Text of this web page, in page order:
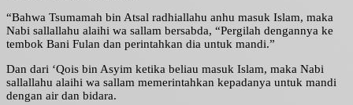
“Bahwa Tsumamah bin Atsal radhiallahu anhu masuk Islam, maka
Nabi sallallahu alaihi wa sallam bersabda, “Pergilah dengannya ke
tembok Bani Fulan dan perintahkan dia untuk mandi.”
Dan dari ‘Qois bin Asyim ketika beliau masuk Islam, maka Nabi
sallallahu alaihi wa sallam memerintahkan kepadanya untuk mandi
dengan air dan bidara.